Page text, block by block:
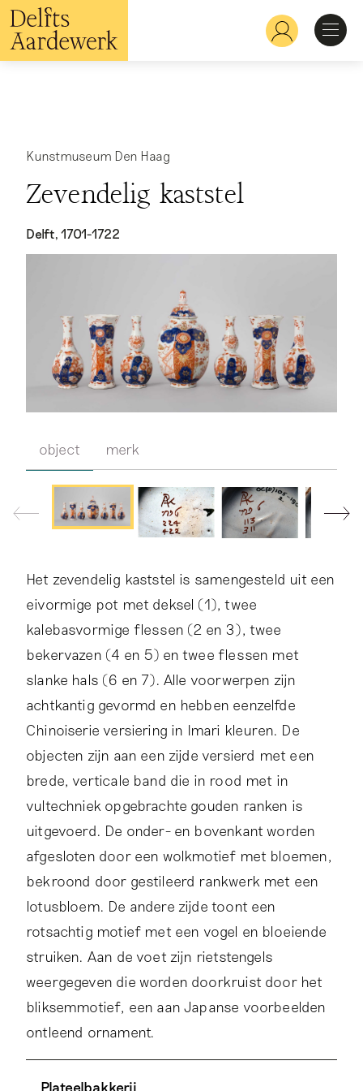
Overslaan
en
naar
de
Hoofdnavigatie
Bekijken
Verdiepen
Kunstmuseum Den Haag
Zevendelig kaststel
Delft, 1701-1722
object merk
Het zevendelig kaststel is samengesteld uit een
eivormige pot met deksel (1), twee
kalebasvormige flessen (2 en 3), twee
bekervazen (4 en 5) en twee flessen met
slanke hals (6 en 7). Alle voorwerpen zijn
achtkantig gevormd en hebben eenzelfde
Chinoiserie versiering in Imari kleuren. De
objecten zijn aan een zijde versierd met een
brede, verticale band die in rood met in
vultechniek opgebrachte gouden ranken is
uitgevoerd. De onder- en bovenkant worden
afgesloten door een wolkmotief met bloemen,
bekroond door gestileerd rankwerk met een
lotusbloem. De andere zijde toont een
rotsachtig motief met een vogel en bloeiende
struiken. Aan de voet zijn rietstengels
weergegeven die worden doorkruist door het
bliksemmotief, een aan Japanse voorbeelden
ontleend ornament.
Plateelbakkerij